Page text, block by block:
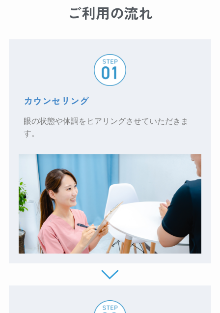
ご利用の流れ
カウンセリング
眼の状態や体調をヒアリングさせていただきま
す。